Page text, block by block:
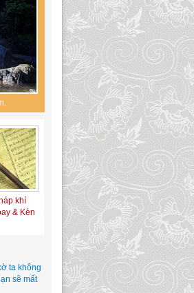
khí
& Kèn
ta không
sẽ mất